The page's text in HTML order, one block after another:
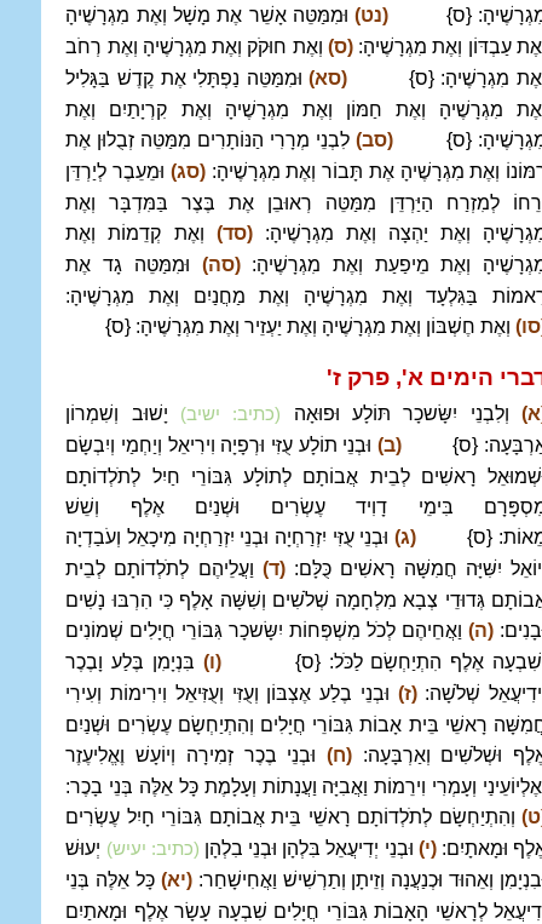
{ס} (נט) וּמִמַּטֵּה אָשֵׁר אֶת מָשָׁל וְאֶת מִגְרָשֶׁיהָ
עַבְדּוֹן וְאֶת מִגְרָשֶׁיהָ:(ס) וְאֶת חוּקֹק וְאֶת מִגְרָשֶׁיהָ וְאֶת רְחֹב
מִגְרָשֶׁיהָ: {ס} (סא) וּמִמַּטֵּה נַפְתָּלִי אֶת קֶדֶשׁ בַּגָּלִיל
מִגְרָשֶׁיהָ וְאֶת חַמּוֹן וְאֶת מִגְרָשֶׁיהָ וְאֶת קִרְיָתַיִם וְאֶת
{ס}(סב) לִבְנֵי מְרָרִי הַנּוֹתָרִים מִמַּטֵּה זְבֻלוּן אֶת
וְאֶת מִגְרָשֶׁיהָ אֶת תָּבוֹר וְאֶת מִגְרָשֶׁיהָ:(סג) וּמֵעֵבֶר לְיַרְדֵּן
לְמִזְרַח הַיַּרְדֵּן מִמַּטֵּה רְאוּבֵן אֶת בֶּצֶר בַּמִּדְבָּר וְאֶת
וְאֶת יַהְצָה וְאֶת מִגְרָשֶׁיהָ:(סד)
וְאֶת קְדֵמוֹת וְאֶת
וְאֶת מֵיפַעַת וְאֶת מִגְרָשֶׁיהָ:(סה)
וּמִמַּטֵּה גָד אֶת
בַּגִּלְעָד וְאֶת מִגְרָשֶׁיהָ וְאֶת מַחֲנַיִם וְאֶת מִגְרָשֶׁיהָ:
וְאֶת חֶשְׁבּוֹן וְאֶת מִגְרָשֶׁיהָ וְאֶת יַעְזֵיר וְאֶת מִגְרָשֶׁיהָ: {ס}
הימים א', פרק ז'
וְלִבְנֵי יִשָּׂשכָר תּוֹלָע וּפוּאָה (כתיב: ישיב) יָשׁוּב וְשִׁמְרוֹן
{ס} (ב) וּבְנֵי תוֹלָע עֻזִּי וּרְפָיָה וִירִיאֵל וְיַחְמַי וְיִבְשָׂם
רָאשִׁים לְבֵית אֲבוֹתָם לְתוֹלָע גִּבּוֹרֵי חַיִל לְתֹלְדוֹתָם
בִּימֵי דָוִיד עֶשְׂרִים וּשְׁנַיִם אֶלֶף וְשֵׁשׁ
{ס} (ג) וּבְנֵי עֻזִּי יִזְרַחְיָה וּבְנֵי יִזְרַחְיָה מִיכָאֵל וְעֹבַדְיָה
יִשִּׁיָּה חֲמִשָּׁה רָאשִׁים כֻּלָּם:(ד) וַעֲלֵיהֶם לְתֹלְדוֹתָם לְבֵית
גְּדוּדֵי צְבָא מִלְחָמָה שְׁלֹשִׁים וְשִׁשָּׁה אָלֶף כִּי הִרְבּוּ נָשִׁים
(ה) וַאֲחֵיהֶם לְכֹל מִשְׁפְּחוֹת יִשָּׂשכָר גִּבּוֹרֵי חֲיָלִים שְׁמוֹנִים
אֶלֶף הִתְיַחְשָׂם לַכֹּל: {ס}(ו) בִּנְיָמִן בֶּלַע וָבֶכֶר
שְׁלֹשָׁה:(ז) וּבְנֵי בֶלַע אֶצְבּוֹן וְעֻזִּי וְעֻזִּיאֵל וִירִימוֹת וְעִירִי
רָאשֵׁי בֵּית אָבוֹת גִּבּוֹרֵי חֲיָלִים וְהִתְיַחְשָׂם עֶשְׂרִים וּשְׁנַיִם
וּשְׁלֹשִׁים וְאַרְבָּעָה:(ח) וּבְנֵי בֶכֶר זְמִירָה וְיוֹעָשׁ וֶאֱלִיעֶזֶר
וְעָמְרִי וִירֵמוֹת וַאֲבִיָּה וַעֲנָתוֹת וְעָלָמֶת כָּל אֵלֶּה בְּנֵי בָכֶר:
וְהִתְיַחְשָׂם לְתֹלְדוֹתָם רָאשֵׁי בֵּית אֲבוֹתָם גִּבּוֹרֵי חָיִל עֶשְׂרִים
וּמָאתָיִם:(י) וּבְנֵי יְדִיעֲאֵל בִּלְהָן וּבְנֵי בִלְהָן (כתיב: יעיש) יְעוּשׁ
וְאֵהוּד וּכְנַעֲנָה וְזֵיתָן וְתַרְשִׁישׁ וַאֲחִישָׁחַר:(יא) כָּל אֵלֶּה בְּנֵי
לְרָאשֵׁי הָאָבוֹת גִּבּוֹרֵי חֲיָלִים שִׁבְעָה עָשָׂר אֶלֶף וּמָאתַיִם